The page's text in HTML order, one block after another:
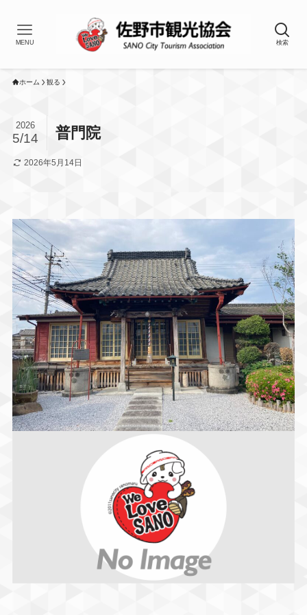
検索
MENU
ホーム 観る
普門院
2026
5/14
2026年5月14日